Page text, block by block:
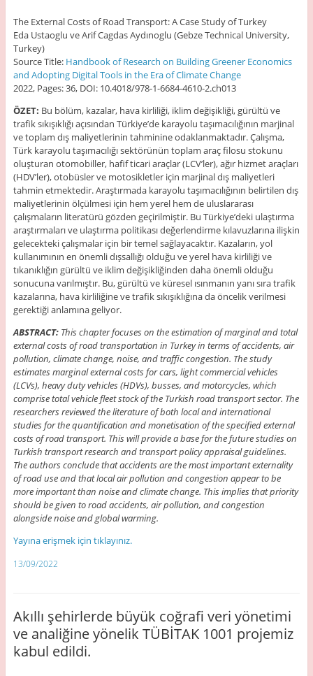
The External Costs of Road Transport: A Case Study of Turkey
Eda Ustaoglu ve Arif Cagdas Aydınoglu (Gebze Technical University,
Turkey)
Source Title: Handbook of Research on Building Greener Economics
and Adopting Digital Tools in the Era of Climate Change
2022, Pages: 36, DOI: 10.4018/978-1-6684-4610-2.ch013
ÖZET: Bu bölüm, kazalar, hava kirliliği, iklim değişikliği, gürültü ve
trafik sıkışıklığı açısından Türkiye’de karayolu taşımacılığının marjinal
ve toplam dış maliyetlerinin tahminine odaklanmaktadır. Çalışma,
Türk karayolu taşımacılığı sektörünün toplam araç filosu stokunu
oluşturan otomobiller, hafif ticari araçlar (LCV’ler), ağır hizmet araçları
(HDV’ler), otobüsler ve motosikletler için marjinal dış maliyetleri
tahmin etmektedir. Araştırmada karayolu taşımacılığının belirtilen dış
maliyetlerinin ölçülmesi için hem yerel hem de uluslararası
çalışmaların literatürü gözden geçirilmiştir. Bu Türkiye’deki ulaştırma
araştırmaları ve ulaştırma politikası değerlendirme kılavuzlarına ilişkin
gelecekteki çalışmalar için bir temel sağlayacaktır. Kazaların, yol
kullanımının en önemli dışsallığı olduğu ve yerel hava kirliliği ve
tıkanıklığın gürültü ve iklim değişikliğinden daha önemli olduğu
sonucuna varılmıştır. Bu, gürültü ve küresel ısınmanın yanı sıra trafik
kazalarına, hava kirliliğine ve trafik sıkışıklığına da öncelik verilmesi
gerektiği anlamına geliyor.
ABSTRACT: This chapter focuses on the estimation of marginal and total
external costs of road transportation in Turkey in terms of accidents, air
pollution, climate change, noise, and traffic congestion. The study
estimates marginal external costs for cars, light commercial vehicles
(LCVs), heavy duty vehicles (HDVs), busses, and motorcycles, which
comprise total vehicle fleet stock of the Turkish road transport sector. The
researchers reviewed the literature of both local and international
studies for the quantification and monetisation of the specified external
costs of road transport. This will provide a base for the future studies on
Turkish transport research and transport policy appraisal guidelines.
The authors conclude that accidents are the most important externality
of road use and that local air pollution and congestion appear to be
more important than noise and climate change. This implies that priority
should be given to road accidents, air pollution, and congestion
alongside noise and global warming.
Yayına erişmek için tıklayınız.
13/09/2022
Akıllı şehirlerde büyük coğrafi veri yönetimi
ve analiğine yönelik TÜBİTAK 1001 projemiz
kabul edildi.